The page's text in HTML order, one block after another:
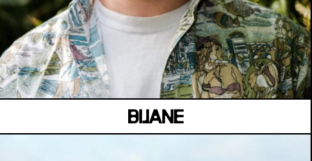
BIJANE
MANOIR DE KEROUAL
Samedi 04 juillet